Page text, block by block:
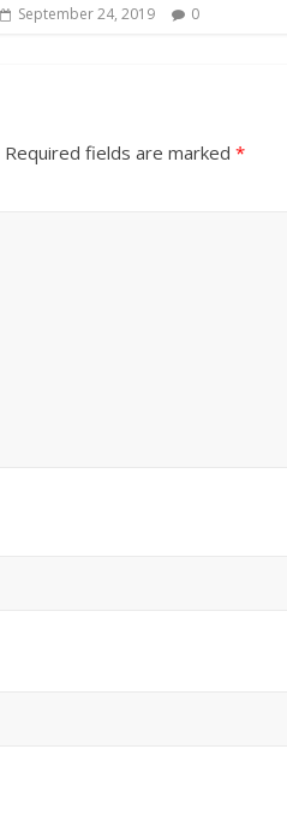
September 24, 2019 0
Required fields are marked *